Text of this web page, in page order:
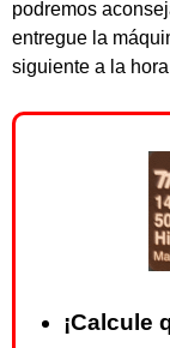
podremos
entregue la
siguiente a la
¡Calcule